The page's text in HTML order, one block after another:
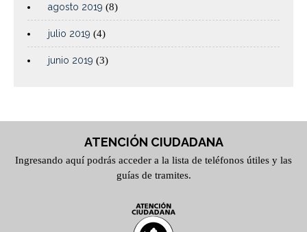
agosto 2019 (8)
julio 2019 (4)
junio 2019 (3)
ATENCIÓN CIUDADANA
Ingresando aquí podrás acceder a la lista de teléfonos útiles y las
guías de tramites.